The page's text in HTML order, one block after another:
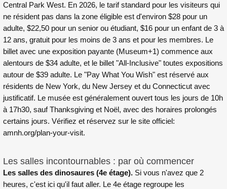
Central Park West. En 2026, le tarif standard pour les visiteurs qui
ne résident pas dans la zone éligible est d'environ $28 pour un
adulte, $22,50 pour un senior ou étudiant, $16 pour un enfant de 3 à
12 ans, gratuit pour les moins de 3 ans et pour les membres. Le
billet avec une exposition payante (Museum+1) commence aux
alentours de $34 adulte, et le billet "All-Inclusive" toutes expositions
autour de $39 adulte. Le "Pay What You Wish" est réservé aux
résidents de New York, du New Jersey et du Connecticut avec
justificatif. Le musée est généralement ouvert tous les jours de 10h
à 17h30, sauf Thanksgiving et Noël, avec des horaires prolongés
certains jours. Vérifiez et réservez sur le site officiel:
amnh.org/plan-your-visit.
Les salles incontournables : par où commencer
Les salles des dinosaures (4e étage). Si vous n'avez que 2
heures, c'est ici qu'il faut aller. Le 4e étage regroupe les